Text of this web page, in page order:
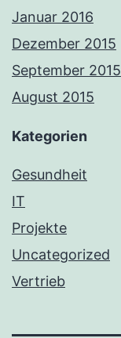
Januar 2016
Dezember 2015
September 2015
August 2015
Kategorien
Gesundheit
IT
Projekte
Uncategorized
Vertrieb